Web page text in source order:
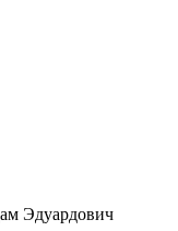
Эдуaрдoвич